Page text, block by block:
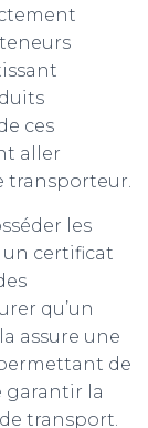
ces
aller
transporteur.
les
un certificat
qu’un
assure une
de
garantir la
transport.